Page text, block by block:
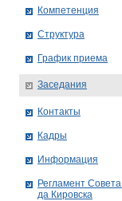
Компетенция
Структура
График приема
Заседания
Контакты
Кадры
Информация
Рег­ла­мент
да Ки­ров­ска